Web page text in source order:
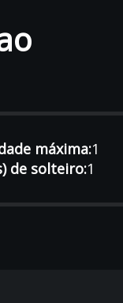
máxima:1
de solteiro:1